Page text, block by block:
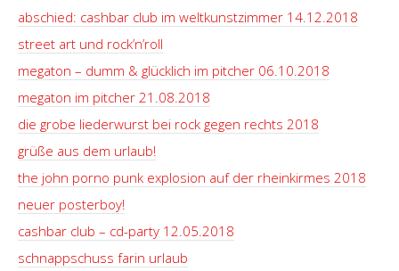
abschied: cashbar club im weltkunstzimmer 14.12.2018
street art und rock’n’roll
megaton – dumm & glücklich im pitcher 06.10.2018
megaton im pitcher 21.08.2018
die grobe liederwurst bei rock gegen rechts 2018
grüße aus dem urlaub!
the john porno punk explosion auf der rheinkirmes 2018
neuer posterboy!
cashbar club – cd-party 12.05.2018
schnappschuss farin urlaub